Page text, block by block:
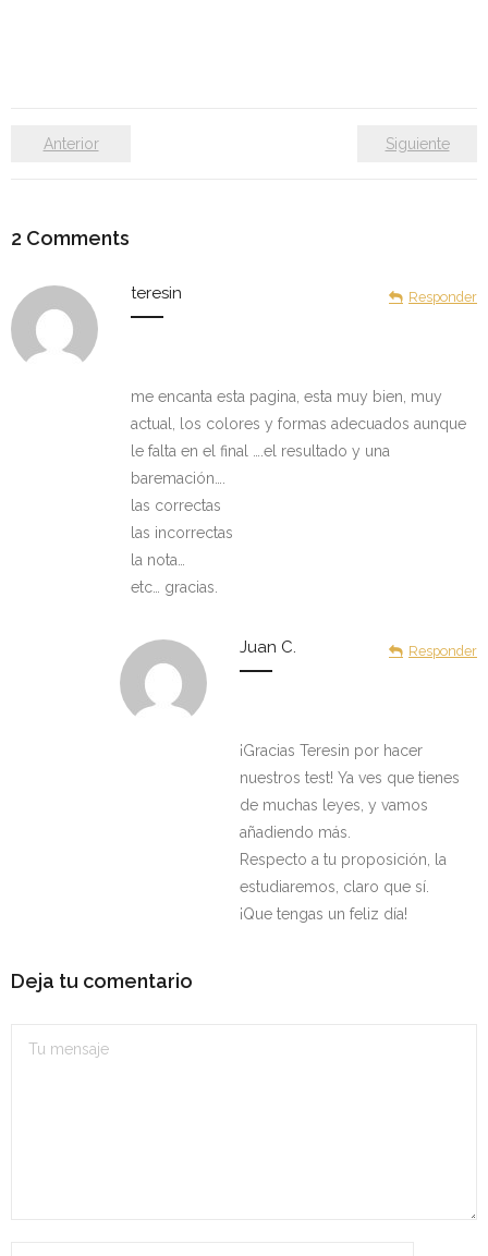
Anterior Siguiente
2 Comments
teresin Responder
me encanta esta pagina, esta muy bien, muy
actual, los colores y formas adecuados aunque
le falta en el final ….el resultado y una
baremación….
las correctas
las incorrectas
la nota…
etc… gracias.
Juan C. Responder
¡Gracias Teresin por hacer
nuestros test! Ya ves que tienes
de muchas leyes, y vamos
añadiendo más.
Respecto a tu proposición, la
estudiaremos, claro que sí.
¡Que tengas un feliz día!
Deja tu comentario